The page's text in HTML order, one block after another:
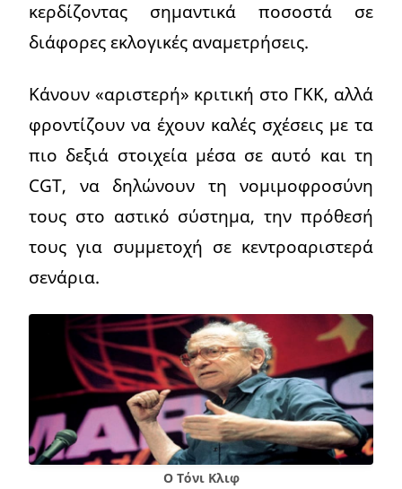
κερδίζοντας σημαντικά ποσοστά σε
διάφορες εκλογικές αναμετρήσεις.
Κάνουν «αριστερή» κριτική στο ΓΚΚ, αλλά
φροντίζουν να έχουν καλές σχέσεις με τα
πιο δεξιά στοιχεία μέσα σε αυτό και τη
CGT, να δηλώνουν τη νομιμοφροσύνη
τους στο αστικό σύστημα, την πρόθεσή
τους για συμμετοχή σε κεντροαριστερά
σενάρια.
Ο Τόνι Κλιφ